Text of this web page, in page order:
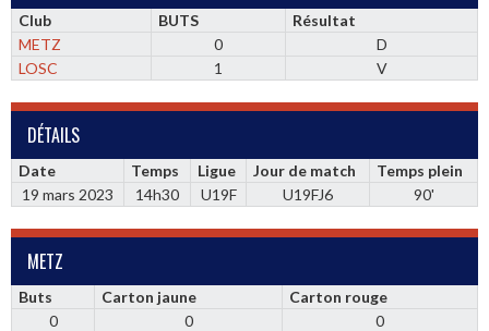
Club BUTS
Résultat
METZ
0
D
LOSC
1 V
DÉTAILS
Date Temps Ligue Jour de match
Temps plein
19 mars 2023
14h30 U19F U19FJ6 90'
METZ
Buts Carton jaune
Carton rouge
0
0 0